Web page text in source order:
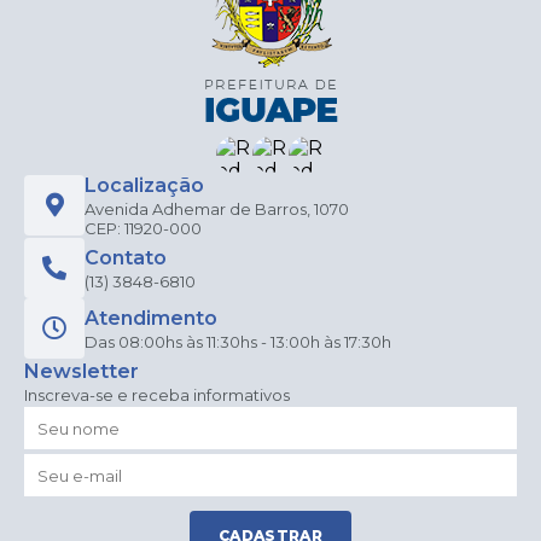
Localização
Avenida Adhemar de Barros, 1070
CEP: 11920-000
Contato
(13) 3848-6810
Atendimento
Das 08:00hs às 11:30hs - 13:00h às 17:30h
Newsletter
Inscreva-se e receba informativos
CADASTRAR